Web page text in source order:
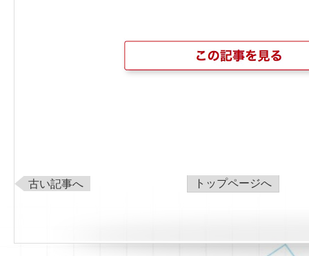
古い記事へ トップページへ